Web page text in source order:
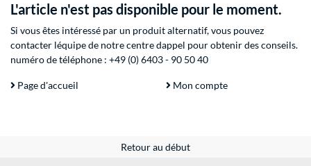
L'article n'est pas disponible pour le moment.
Si vous êtes intéressé par un produit alternatif, vous pouvez
contacter léquipe de notre centre dappel pour obtenir des conseils.
numéro de téléphone : +49 (0) 6403 - 90 50 40
Page d'accueil Mon compte
Retour au début